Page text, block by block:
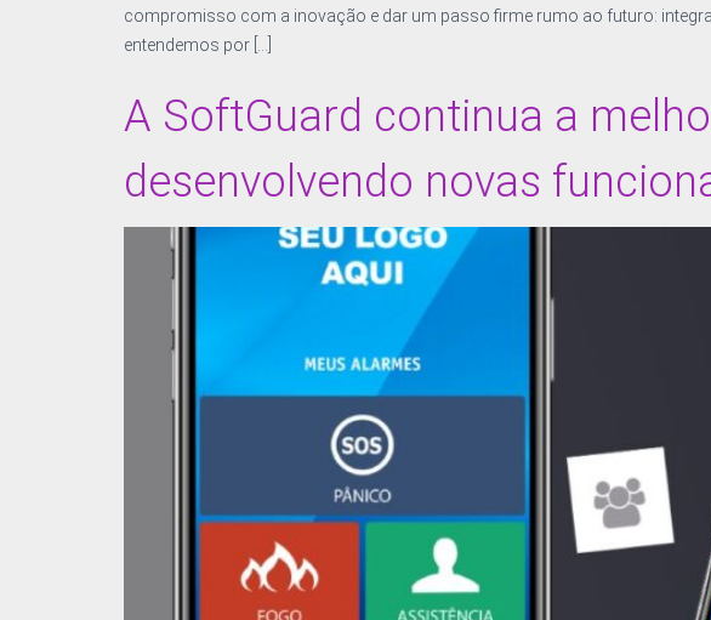
compromisso com a inovação e dar um passo firme rumo ao futuro:
entendemos por […]
A SoftGuard continua a
desenvolvendo novas